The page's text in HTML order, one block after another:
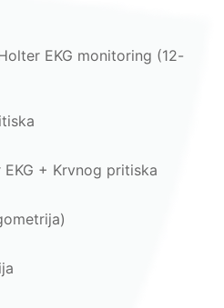
EKG monitoring (12-
+ Krvnog pritiska